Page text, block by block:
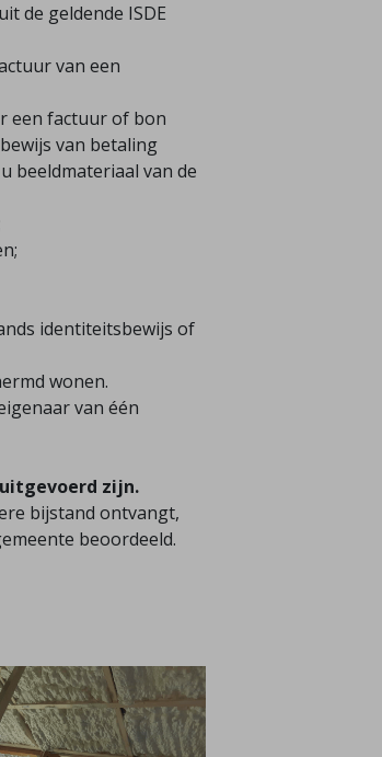
de geldende ISDE
van een
een factuur of bon
van betaling
beeldmateriaal van de
identiteitsbewijs of
wonen.
van één
zijn.
bijstand ontvangt,
beoordeeld.